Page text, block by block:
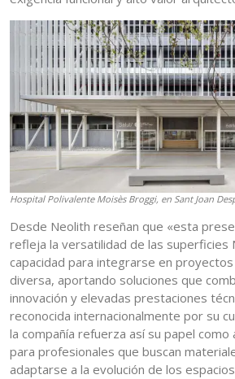
Hospital Polivalente Moisès Broggi, en Sant Joan
Desde Neolith reseñan que «esta
refleja la versatilidad de las superficies
capacidad para integrarse en
diversa, aportando soluciones que
innovación y elevadas prestaciones
reconocida internacionalmente por su
la compañía refuerza así su papel
para profesionales que buscan
adaptarse a la evolución de los